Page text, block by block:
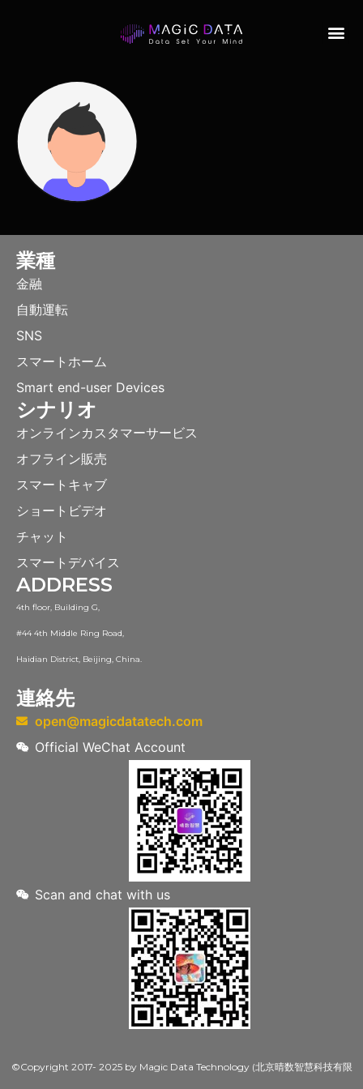
業種
金融
自動運転
SNS
スマートホーム
Smart end-user Devices
シナリオ
オンラインカスタマーサービス
オフライン販売
スマートキャブ
ショートビデオ
チャット
スマートデバイス
ADDRESS
4th floor, Building G,
#44 4th Middle Ring Road,
Haidian District, Beijing, China.
連絡先
open@magicdatatech.com
Official WeChat Account
Scan and chat with us
©Copyright 2017- 2025 by Magic Data Technology (北京晴数智慧科技有限